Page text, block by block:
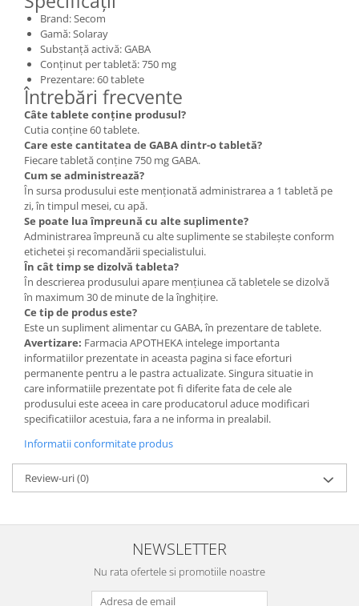
Brand: Secom
Gamă: Solaray
Substanță activă: GABA
Conținut per tabletă: 750 mg
Prezentare: 60 tablete
Întrebări frecvente
Câte tablete conține produsul?
Cutia conține 60 tablete.
Care este cantitatea de GABA dintr-o tabletă?
Fiecare tabletă conține 750 mg GABA.
Cum se administrează?
În sursa produsului este menționată administrarea a 1 tabletă pe
zi, în timpul mesei, cu apă.
Se poate lua împreună cu alte suplimente?
Administrarea împreună cu alte suplimente se stabilește conform
etichetei și recomandării specialistului.
În cât timp se dizolvă tableta?
În descrierea produsului apare mențiunea că tabletele se dizolvă
în maximum 30 de minute de la înghițire.
Ce tip de produs este?
Este un supliment alimentar cu GABA, în prezentare de tablete.
Avertizare: Farmacia APOTHEKA intelege importanta
informatiilor prezentate in aceasta pagina si face eforturi
permanente pentru a le pastra actualizate. Singura situatie in
care informatiile prezentate pot fi diferite fata de cele ale
produsului este aceea in care producatorul aduce modificari
specificatiilor acestuia, fara a ne informa in prealabil.
Informatii conformitate produs
Review-uri(0)
NEWSLETTER
Nu rata ofertele si promotiile noastre